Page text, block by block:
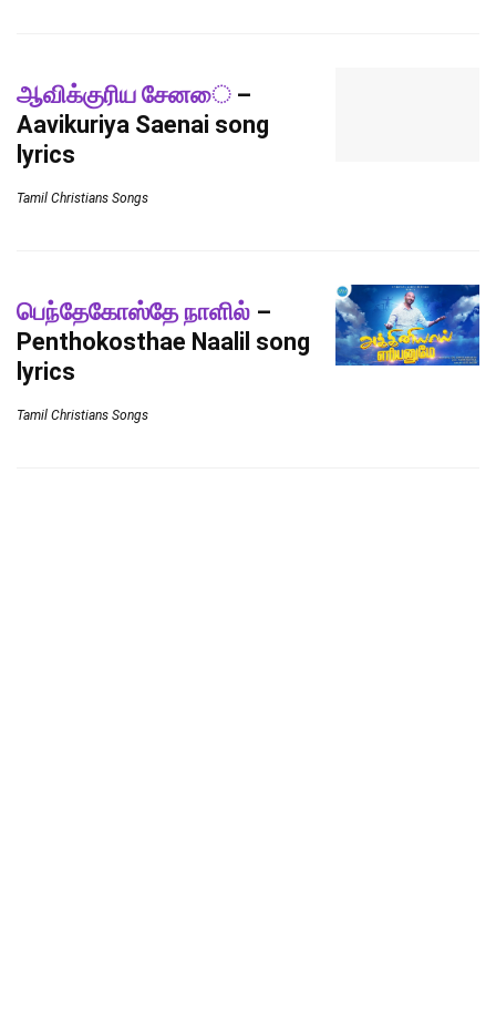
ஆவிக்குரிய சேனை–
Aavikuriya Saenai song
lyrics
Tamil Christians Songs
பெந்தேகோஸ்தே நாளில் –
Penthokosthae Naalil song
lyrics
Tamil Christians Songs